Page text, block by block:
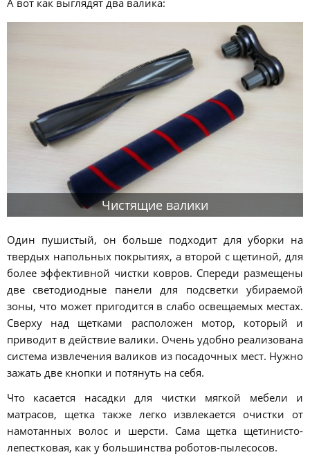
А вот как выглядят два валика:
Чистящие валики
Один пушистый, он больше подходит для уборки на
твердых напольных покрытиях, а второй с щетиной, для
более эффективной чистки ковров. Спереди размещены
две светодиодные панели для подсветки убираемой
зоны, что может пригодится в слабо освещаемых местах.
Сверху над щетками расположен мотор, который и
приводит в действие валики. Очень удобно реализована
система извлечения валиков из посадочных мест. Нужно
зажать две кнопки и потянуть на себя.
Что касается насадки для чистки мягкой мебели и
матрасов, щетка также легко извлекается очистки от
намотанных волос и шерсти. Сама щетка щетинисто-
лепестковая, как у большинства роботов-пылесосов.